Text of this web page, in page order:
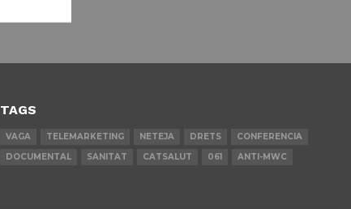
TAGS
VAGA TELEMARKETING NETEJA DRETS
CONFERENCIA
DOCUMENTAL
SANITAT CATSALUT 061 ANTI-MWC